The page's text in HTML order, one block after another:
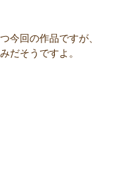
今回の作品ですが、
だそうですよ。